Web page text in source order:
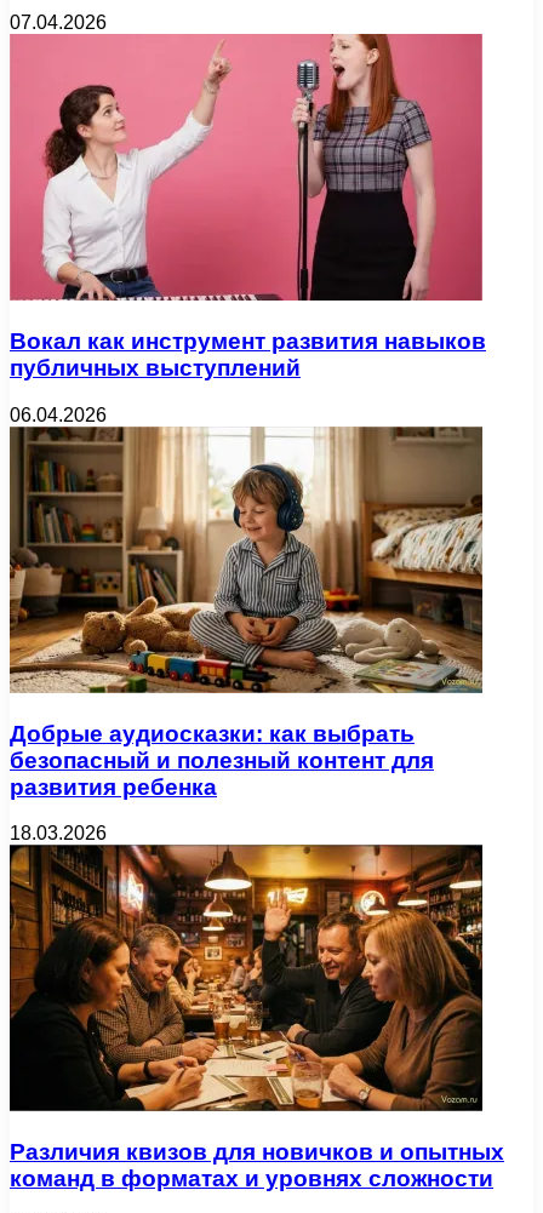
07.04.2026
Вокал как инструмент развития навыков
публичных выступлений
06.04.2026
Добрые аудиосказки: как выбрать
безопасный и полезный контент для
развития ребенка
18.03.2026
Различия квизов для новичков и опытных
команд в форматах и уровнях сложности